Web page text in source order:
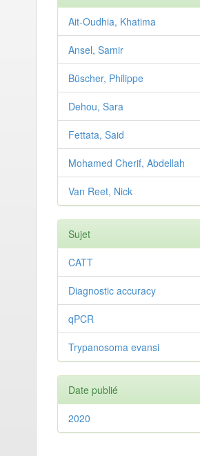
Ait-Oudhia, Khatima
Ansel, Samir
Büscher, Philippe
Dehou, Sara
Fettata, Said
Mohamed Cherif, Abdellah
Van Reet, Nick
Sujet
CATT
Diagnostic accuracy
qPCR
Trypanosoma evansi
Date publié
2020